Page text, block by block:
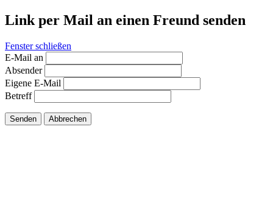
Link per Mail an einen Freund senden
Fenster schließen
E-Mail an
Absender
Eigene E-Mail
Betreff
Senden Abbrechen